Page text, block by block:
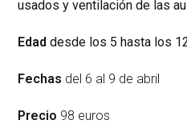
usados y ventilación de las
Edad desde los 5 hasta los
Fechas del 6 al 9 de abril
Precio 98 euros